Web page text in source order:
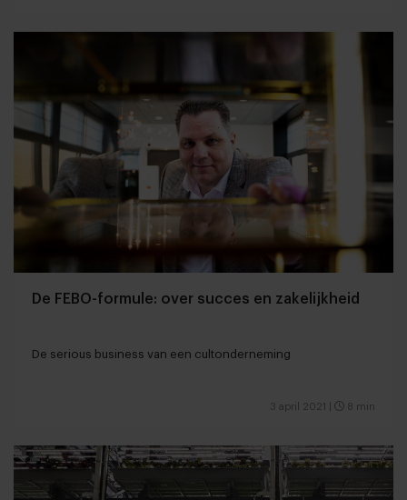
De FEBO-formule: over succes en zakelijkheid
De serious business van een cultonderneming
3 april 2021 8 min